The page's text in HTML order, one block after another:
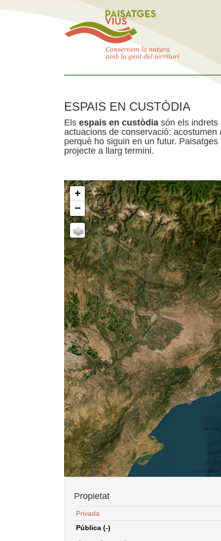
ESPAIS EN CUSTÒDIA
Els espais en custòdia són els indrets
actuacions de conservació:
perquè ho siguin en un futur.
projecte a llarg termini.
+
−
Propietat
Privada
Pública (-)